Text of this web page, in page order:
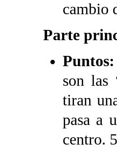
cambio
Parte
Puntos:
son las
tiran
pasa a
centro.